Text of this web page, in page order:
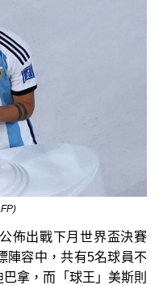
佈出戰下月世界盃決賽
陣容中，共有5名球員不
拿，而「球王」美斯則